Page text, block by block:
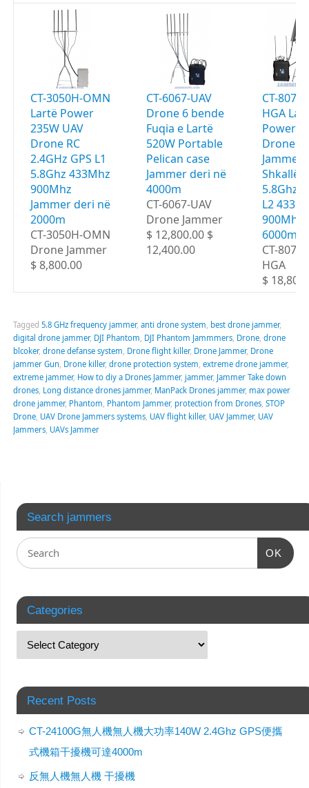
CT-3050H-OMN
Lartë Power
235W UAV
Drone RC
2.4GHz GPS L1
5.8Ghz 433Mhz
900Mhz
Jammer deri në
2000m
CT-3050H-OMN
Drone Jammer
$ 8,800.00
CT-6067-UAV
Drone 6 bende
Fuqia e Lartë
520W Portable
Pelican case
Jammer deri në
4000m
CT-6067-UAV
Drone Jammer
$ 12,800.00 $
12,400.00
CT-
HGA
Power
Drone
Jammer
Shkallë
5.8Ghz
L2
900Mhz
6000m
CT-
HGA
$
Tagged 5.8 GHz frequency jammer, anti drone system best drone jammer,
digital drone jammer, DJI Phantom DJI Phantom Jammmers, Drone, drone
blcoker, drone defanse system Drone flight killer, Drone Jammer, Drone
jammer Gun Drone killer, drone protection system extreme drone jammer,
extreme jammer, How to diy a Drones Jammer, jammer, Jammer Take down
drones, Long distance drones jammer, ManPack Drones jammer, max power
drone jammer, Phantom Phantom Jammer, protection from Drones, STOP
Drone, UAV Drone Jammers systems, UAV flight killer, UAV Jammer, UAV
Jammers, UAVs Jammer
Search jammers
OK
Categories
Recent Posts
CT-24100G無人機無人機大功率140W 2.4Ghz GPS便攜
式機箱干擾機可達4000m
反無人機無人機 干擾機